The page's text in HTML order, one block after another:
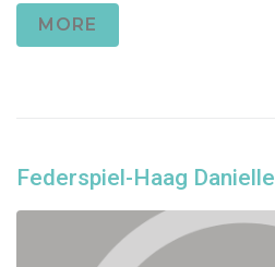
MORE
Federspiel-Haag Danielle